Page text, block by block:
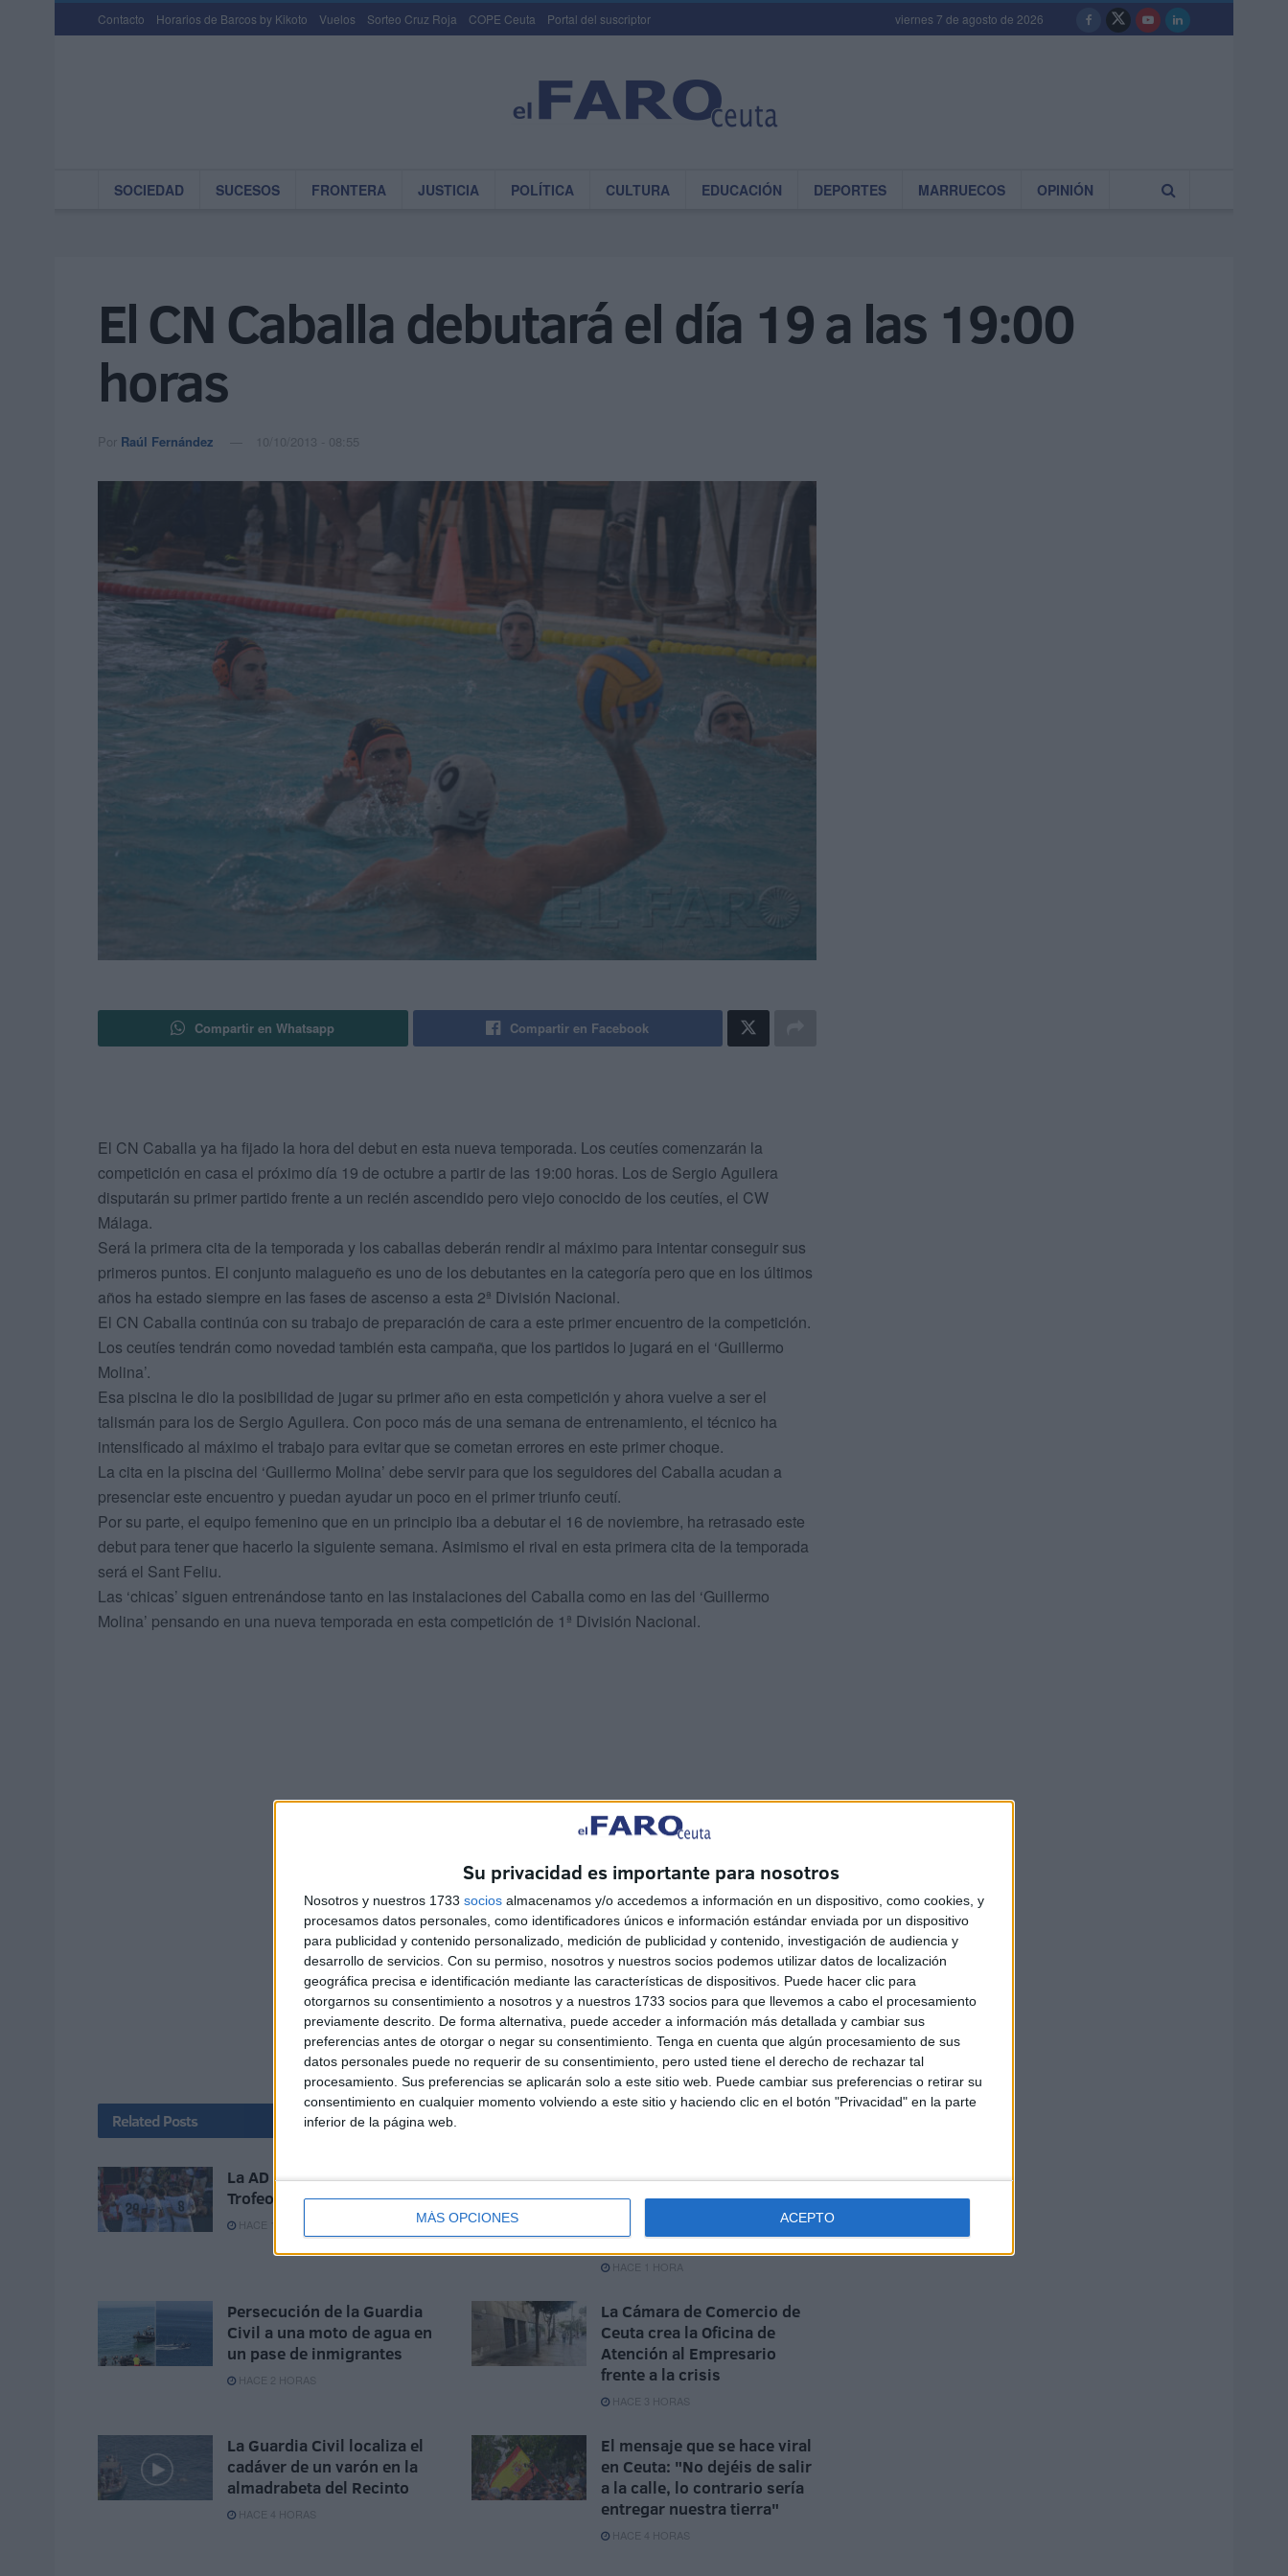
Su privacidad es importante para nosotros
Nosotros y nuestros 1733 socios almacenamos y/o accedemos a información en un dispositivo, como cookies, y
procesamos datos personales, como identificadores únicos e información estándar enviada por un dispositivo
para publicidad y contenido personalizado, medición de publicidad y contenido, investigación de audiencia y
desarrollo de servicios. Con su permiso, nosotros y nuestros socios podemos utilizar datos de localización
geográfica precisa e identificación mediante las características de dispositivos. Puede hacer clic para
otorgarnos su consentimiento a nosotros y a nuestros 1733 socios para que llevemos a cabo el procesamiento
previamente descrito. De forma alternativa, puede acceder a información más detallada y cambiar sus
preferencias antes de otorgar o negar su consentimiento. Tenga en cuenta que algún procesamiento de sus
datos personales puede no requerir de su consentimiento, pero usted tiene el derecho de rechazar tal
procesamiento. Sus preferencias se aplicarán solo a este sitio web. Puede cambiar sus preferencias o retirar su
consentimiento en cualquier momento volviendo a este sitio y haciendo clic en el botón "Privacidad" en la parte
inferior de la página web.
MÁS OPCIONES ACEPTO
Contacto Horarios de Barcos by Kikoto Vuelos Sorteo Cruz Roja COPE Ceuta Portal del suscriptor viernes 7 de agosto de 2026
SOCIEDAD SUCESOS FRONTERA JUSTICIA POLÍTICA CULTURA EDUCACIÓN DEPORTES MARRUECOS OPINIÓN
El CN Caballa debutará el día 19 a las 19:00
horas
Por Raúl Fernández 10/10/2013 - 08:55
Compartir en Whatsapp Compartir en Facebook
El CN Caballa ya ha fijado la hora del debut en esta nueva temporada. Los ceutíes comenzarán la
competición en casa el próximo día 19 de octubre a partir de las 19:00 horas. Los de Sergio Aguilera
disputarán su primer partido frente a un recién ascendido pero viejo conocido de los ceutíes, el CW
Málaga.
Será la primera cita de la temporada y los caballas deberán rendir al máximo para intentar conseguir sus
primeros puntos. El conjunto malagueño es uno de los debutantes en la categoría pero que en los últimos
años ha estado siempre en las fases de ascenso a esta 2ª División Nacional.
El CN Caballa continúa con su trabajo de preparación de cara a este primer encuentro de la competición.
Los ceutíes tendrán como novedad también esta campaña, que los partidos lo jugará en el ‘Guillermo
Molina’.
Esa piscina le dio la posibilidad de jugar su primer año en esta competición y ahora vuelve a ser el
talismán para los de Sergio Aguilera. Con poco más de una semana de entrenamiento, el técnico ha
intensificado al máximo el trabajo para evitar que se cometan errores en este primer choque.
La cita en la piscina del ‘Guillermo Molina’ debe servir para que los seguidores del Caballa acudan a
presenciar este encuentro y puedan ayudar un poco en el primer triunfo ceutí.
Por su parte, el equipo femenino que en un principio iba a debutar el 16 de noviembre, ha retrasado este
debut para tener que hacerlo la siguiente semana. Asimismo el rival en esta primera cita de la temporada
será el Sant Feliu.
Las ‘chicas’ siguen entrenándose tanto en las instalaciones del Caballa como en las del ‘Guillermo
Molina’ pensando en una nueva temporada en esta competición de 1ª División Nacional.
Related Posts
La AD Ceuta conquista el XII
Trofeo de Feria (2-1)
HACE 18 MINUTOS
Avanza la instalación de
servicios básicos para
inmigrantes: una carpa, luz
y agua
HACE 1 HORA
Persecución de la Guardia
Civil a una moto de agua en
un pase de inmigrantes
HACE 2 HORAS
La Cámara de Comercio de
Ceuta crea la Oficina de
Atención al Empresario
frente a la crisis
HACE 3 HORAS
La Guardia Civil localiza el
cadáver de un varón en la
almadrabeta del Recinto
HACE 4 HORAS
El mensaje que se hace viral
en Ceuta: "No dejéis de salir
a la calle, lo contrario sería
entregar nuestra tierra"
HACE 4 HORAS